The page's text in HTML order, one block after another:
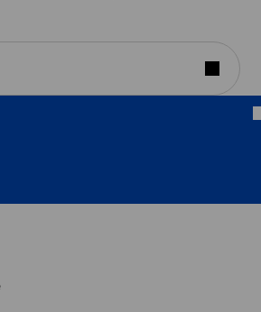
bis Fortgeschrittene (C1)